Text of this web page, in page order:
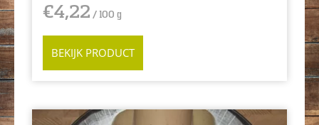
€4,22 / 100 g
BEKIJK PRODUCT